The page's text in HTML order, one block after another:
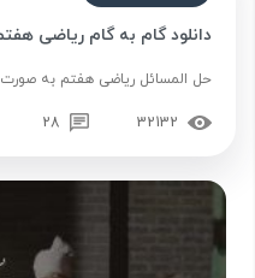
دانلود گام به گام ریاضی
حل المسائل ریاضی هفتم به صورت
32132
28